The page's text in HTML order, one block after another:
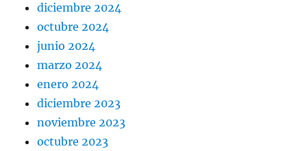
diciembre 2024
octubre 2024
junio 2024
marzo 2024
enero 2024
diciembre 2023
noviembre 2023
octubre 2023